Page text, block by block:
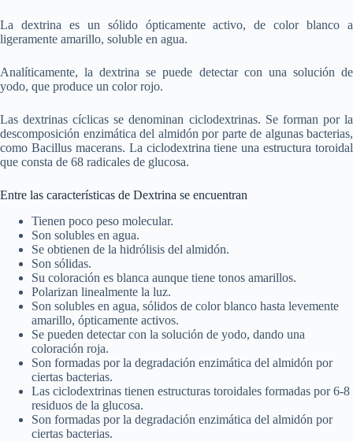
La dextrina es un sólido ópticamente activo, de color blanco a
ligeramente amarillo, soluble en agua.
Analíticamente, la dextrina se puede detectar con una solución de
yodo, que produce un color rojo.
Las dextrinas cíclicas se denominan ciclodextrinas. Se forman por la
descomposición enzimática del almidón por parte de algunas bacterias,
como Bacillus macerans. La ciclodextrina tiene una estructura toroidal
que consta de 68 radicales de glucosa.
Entre las características de Dextrina se encuentran
Tienen poco peso molecular.
Son solubles en agua.
Se obtienen de la hidrólisis del almidón.
Son sólidas.
Su coloración es blanca aunque tiene tonos amarillos.
Polarizan linealmente la luz.
Son solubles en agua, sólidos de color blanco hasta levemente
amarillo, ópticamente activos.
Se pueden detectar con la solución de yodo, dando una
coloración roja.
Son formadas por la degradación enzimática del almidón por
ciertas bacterias.
Las ciclodextrinas tienen estructuras toroidales formadas por 6-8
residuos de la glucosa.
Son formadas por la degradación enzimática del almidón por
ciertas bacterias.